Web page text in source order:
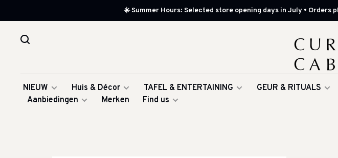
☀️ Summer Hours: Selected store opening days in July • Orders
NIEUW Huis & Décor TAFEL & ENTERTAINING GEUR & RITUALS
Aanbiedingen
Merken Find us